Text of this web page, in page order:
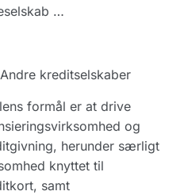
…
kreditselskaber
formål er at drive
og
herunder særligt
knyttet til
samt